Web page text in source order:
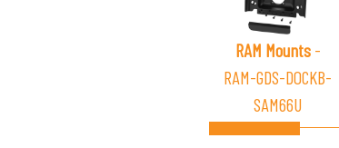
RAM Mounts-
RAM-GDS-DOCKB-
SAM66U